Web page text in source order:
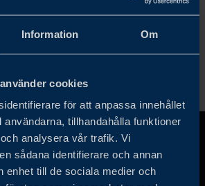
Information Om
cookies
för att anpassa innehållet
användarna, tillhandahålla funktioner
analysera vår trafik. Vi
sådana identifierare och annan
enhet till de sociala medier och
Rensa alla filter